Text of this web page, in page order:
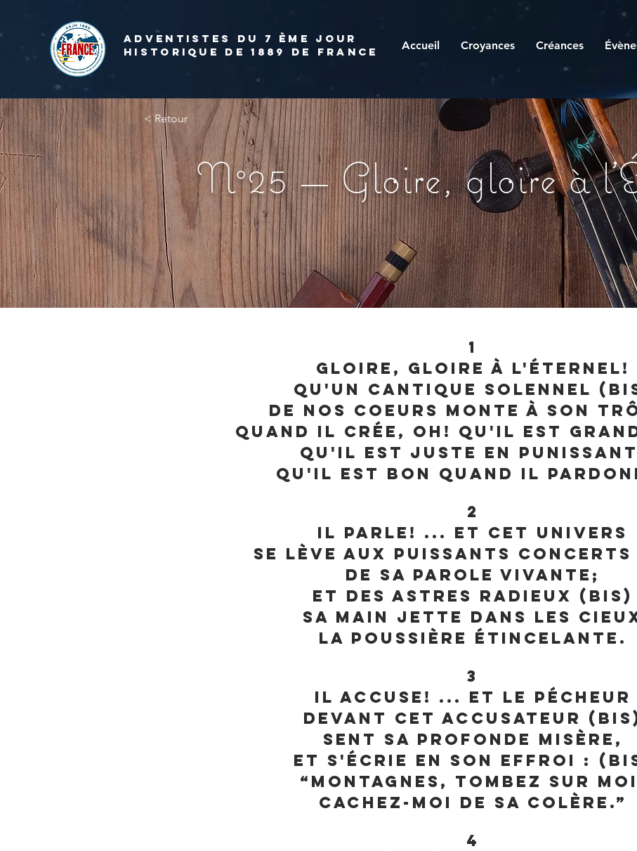
ADVENTISTES DU 7 ème JOUR
HISTORIQUE DE 1889 de france
Accueil Croyances Créances
< Retour
N°25 — Gloire, gloire à
1
Gloire, gloire à l'Éternel!
Qu'un cantique solennel
De nos coeurs monte à son
Quand il crée, oh! Qu'il est
Qu'il est juste en
Qu'il est bon quand il
2
Il parle! ... et cet univers
Se lève aux puissants concerts
De sa parole vivante;
Et des astres radieux (bis)
Sa main jette dans les
La poussière étincelante.
3
Il accuse! ... et le pécheur
Devant cet accusateur
Sent sa profonde misère,
Et s'écrie en son effroi :
“Montagnes, tombez sur
Cachez-moi de sa colère.”
4